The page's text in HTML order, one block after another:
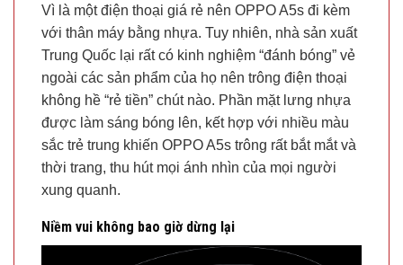
Vì là một điện thoại giá rẻ nên OPPO A5s đi kèm
với thân máy bằng nhựa. Tuy nhiên, nhà sản xuất
Trung Quốc lại rất có kinh nghiệm “đánh bóng” vẻ
ngoài các sản phẩm của họ nên trông điện thoại
không hề “rẻ tiền” chút nào. Phần mặt lưng nhựa
được làm sáng bóng lên, kết hợp với nhiều màu
sắc trẻ trung khiến OPPO A5s trông rất bắt mắt và
thời trang, thu hút mọi ánh nhìn của mọi người
xung quanh.
Niềm vui không bao giờ dừng lại